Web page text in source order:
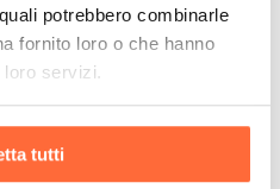
potrebbero combinarle
fornito loro o che hanno
servizi.
tutti